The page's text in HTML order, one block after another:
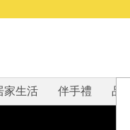
家生活 伴手禮 品牌